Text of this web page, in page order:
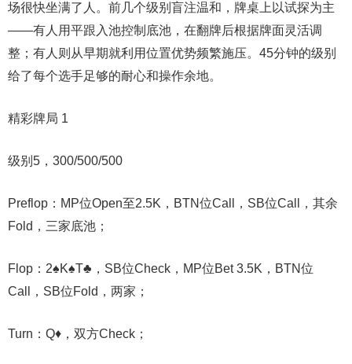
场很快坐满了人。前几个级别盲注温和，牌桌上以试探为主
——有人用平跟入池控制底池，在翻牌后根据牌面灵活调
整；有人则从早期就利用位置优势频繁施压。45分钟的级别
给了每个选手足够的耐心和操作余地。
精彩牌局 1
级别5，300/500/500
Preflop：MP位Open至2.5K，BTN位Call，SB位Call，其余
Fold，三家底池；
Flop：2♠️K♠️T♣️，SB位Check，MP位Bet 3.5K，BTN位
Call，SB位Fold，两家；
Turn：Q♦️，双方Check；